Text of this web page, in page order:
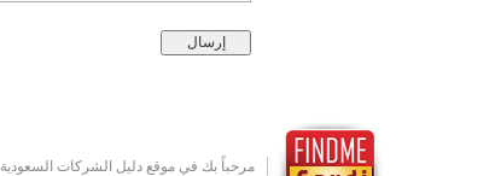
مرحباً بك في موقع دليل الشركات السعودية